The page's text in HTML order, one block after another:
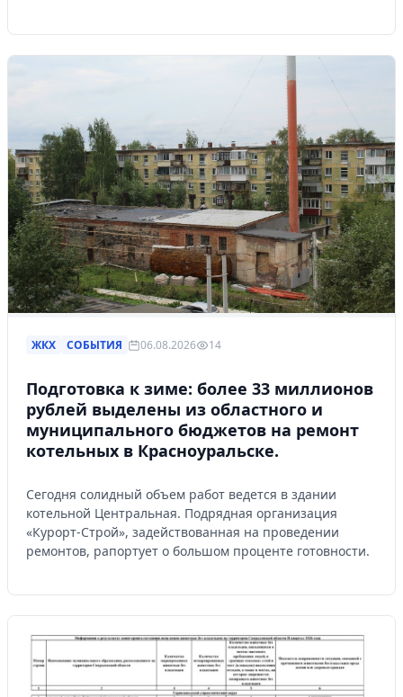
ЖКХ СОБЫТИЯ 06.08.2026 14
Подготовка к зиме: более 33 миллионов
рублей выделены из областного и
муниципального бюджетов на ремонт
котельных в Красноуральске.
Сегодня солидный объем работ ведется в здании
котельной Центральная. Подрядная организация
«Курорт-Строй», задействованная на проведении
ремонтов, рапортует о большом проценте готовности.